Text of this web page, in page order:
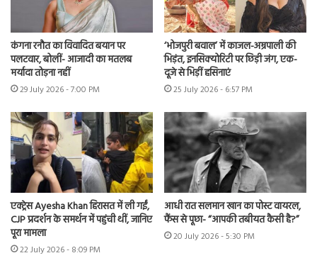
कंगना रनौत का विवादित बयान पर
पलटवार, बोलीं- आजादी का मतलब
मर्यादा तोड़ना नहीं
29 July 2026 - 7:00 PM
‘भोजपुरी बवाल’ में काजल-अम्रपाली की
भिड़ंत, इनसिक्योरिटी पर छिड़ी जंग, एक-
दूजे से भिड़ीं हसिनाएं
25 July 2026 - 6:57 PM
एक्ट्रेस Ayesha Khan हिरासत में ली गईं,
CJP प्रदर्शन के समर्थन में पहुंची थीं, जानिए
पूरा मामला
22 July 2026 - 8:09 PM
आधी रात सलमान खान का पोस्ट वायरल,
फैंस से पूछा- “आपकी तबीयत कैसी है?”
20 July 2026 - 5:30 PM